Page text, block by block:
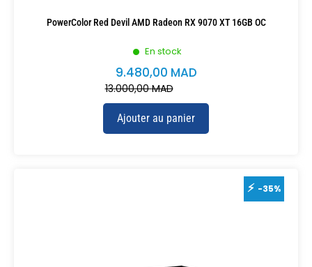
En stock
PowerColor Red Devil AMD Radeon RX 9070 XT 16GB OC
13.000,00MAD
9.480,00 MAD
Ajouter au panier
-35%